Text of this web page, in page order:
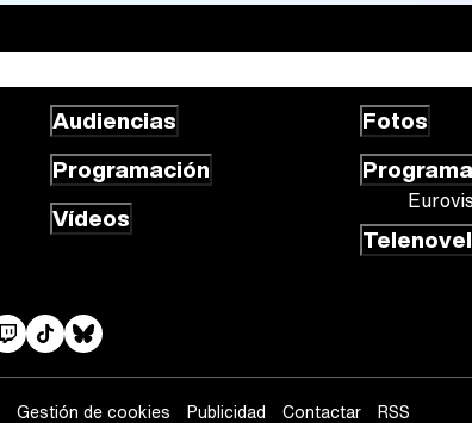
Audiencias
Programación
Vídeos
Fotos
Gestión de cookies Publicidad Contactar RSS